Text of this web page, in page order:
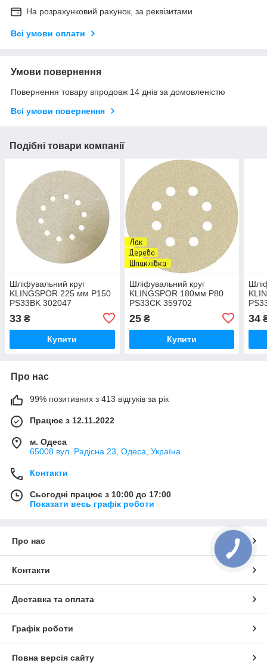
На розрахунковий рахунок, за реквізитами
Всі умови оплати
Умови повернення
Повернення товару впродовж 14 днів за домовленістю
Всі умови повернення
Подібні товари компанії
Шліфувальний круг
KLINGSPOR 225 мм Р150
PS33BK 302047
33 ₴
Купити
Шліфувальний круг
KLINGSPOR 180мм Р80
PS33CK 359702
25₴
Купити
34
Про нас
99% позитивних з 413 відгуків за рік
Працює з 12.11.2022
м. Одеса
65008 вул. Радісна 23, Одеса, Україна
Контакти
Сьогодні працює з 10:00 до 17:00
Показати весь графік роботи
Про нас
Контакти
Доставка та оплата
Графік роботи
Повна версія сайту